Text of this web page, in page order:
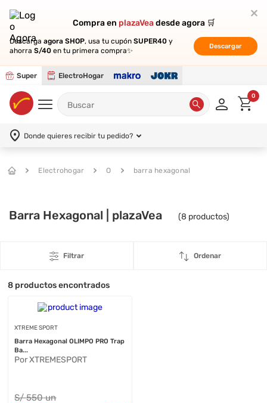
Compra en plazaVeadesde agora 🛒
Descarga agora SHOP, usa tu cupón SUPER40 y
ahorra S/40 en tu primera compra✨
Descargar
Super ElectroHogar
Compra en plazaVeadesde agora 🛒
Descarga agora SHOP, usa tu cupón SUPER40 y
ahorra S/40 en tu primera compra✨
Descargar
0
Donde quieres recibir tu pedido?
Electrohogar O barra hexagonal
Barra Hexagonal | plazaVea (8 productos)
Filtrar Ordenar
8 productos encontrados
XTREME SPORT
Barra Hexagonal OLIMPO PRO Trap
Ba...
Por XTREMESPORT
S/550 un